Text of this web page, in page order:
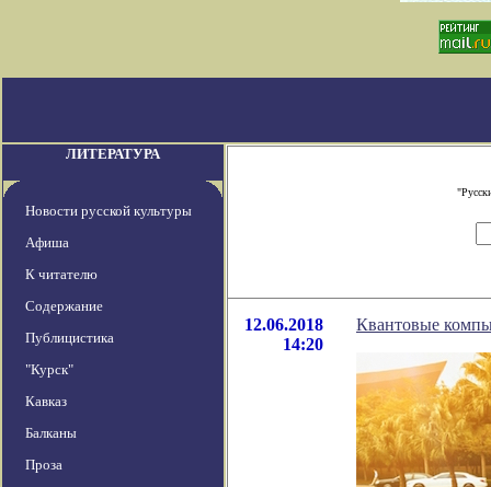
ЛИТЕРАТУРА
Новости русской культуры
Афиша
К читателю
Содержание
Публицистика
"Курск"
Кавказ
Балканы
Проза
12.06.2018
14:20
Квантовые